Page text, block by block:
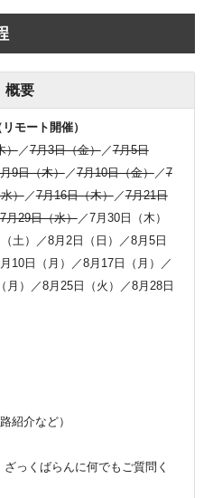
概要
モート開催）
）／7月3日（金）／7月5日
9日（木）／7月10日（金）／7
）／7月16日（木）／7月21日
7月29日（水）／7月30日（木）
土）／8月2日（日）／8月5日
10日（月）／8月17日（月）／
月）／8月25日（火）／8月28日
紹介など）
っくばらんに何でもご質問く